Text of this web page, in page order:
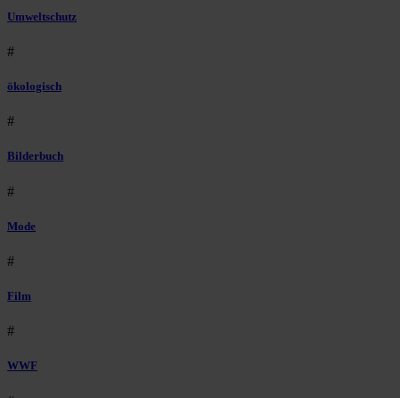
Umweltschutz
#
ökologisch
#
Bilderbuch
#
Mode
#
Film
#
WWF